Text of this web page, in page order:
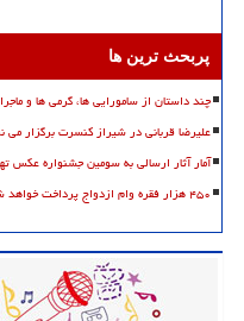
پربحث ترین ها
چند داستان از سامورایی ها، گرمی ها و
علیرضا قربانی در شیراز کنسرت برگزار می
آمار آثار ارسالی به سومین جشنواره عکس
۴۵۰ هزار فقره وام ازدواج پرداخت خواهد شد